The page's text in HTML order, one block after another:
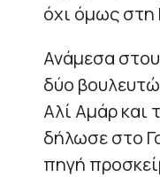
όχι όμως στη
Ανάμεσα
δύο
Αλί Αμάρ και
δήλωσε στο
πηγή